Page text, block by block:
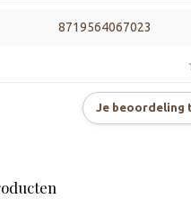
8719564067023
Je beoordeling